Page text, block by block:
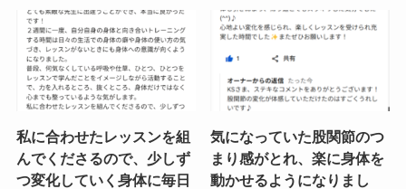
私に合わせたレッスンを組
んでくださるので、少しず
つ変化していく身体に毎日
気になっていた股関節のつ
まり感がとれ、楽に身体を
動かせるようになりまし